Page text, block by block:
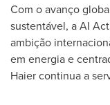
Com o avanço
sustentável, a AI
ambição
em energia e
Haier continua a